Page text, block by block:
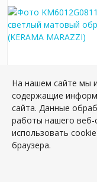
светлый
керамогранит
Артикул:
На нашем сайте мы
содержащие
сайта. Данные
работы нашего веб-
использовать
браузера.